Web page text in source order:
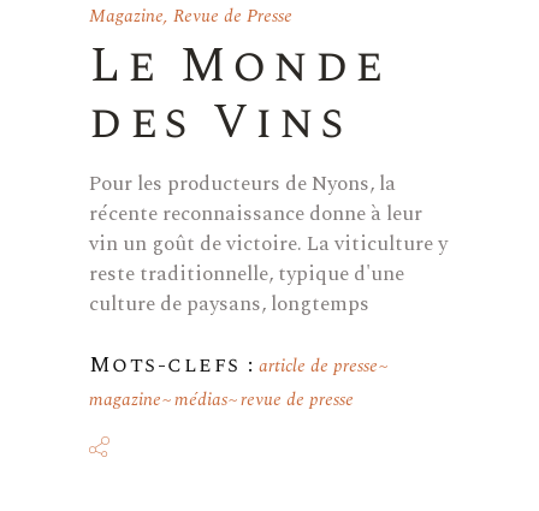
Magazine, Revue de Presse
Le Monde
des Vins
Pour les producteurs de Nyons, la
récente reconnaissance donne à leur
vin un goût de victoire. La viticulture y
reste traditionnelle, typique d'une
culture de paysans, longtemps
Mots-clefs : article de presse
magazine médias revue de presse